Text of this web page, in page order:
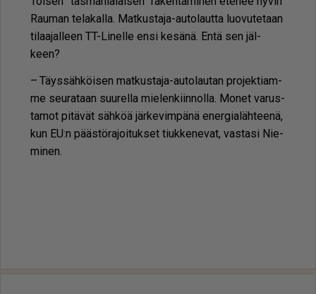
Rau­man te­la­kal­la. Mat­kus­ta­ja-au­to­laut­ta luo­vu­te­taan
ti­laa­jal­leen TT-Li­nel­le en­si ke­sä­nä. En­tä sen jäl­
keen?
– Täys­säh­köi­sen mat­kus­ta­ja-au­to­lau­tan pro­jek­ti­am­
me seu­ra­taan suu­rel­la mie­len­kiin­nol­la. Mo­net va­rus­
ta­mot pi­tä­vät säh­köä jär­ke­vim­pä­nä ener­gi­a­läh­tee­nä,
kun EU:n pääs­tö­ra­joi­tuk­set tiuk­ke­ne­vat, vas­ta­si Nie­
mi­nen.